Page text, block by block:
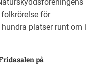
för
platser runt om i
på